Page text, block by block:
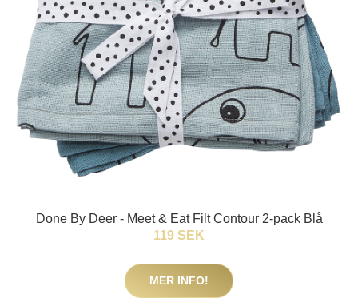
Done By Deer - Meet & Eat Filt Contour 2-pack Blå
119 SEK
MER INFO!